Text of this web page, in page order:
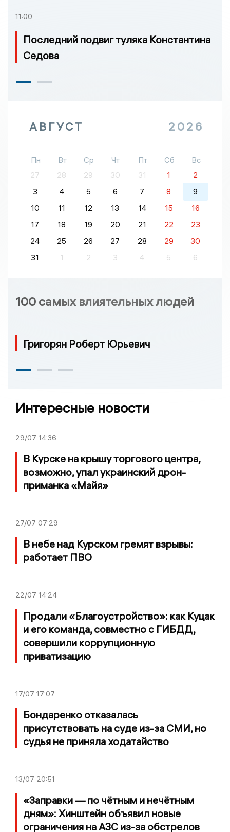
11:00
Последний подвиг туляка Константина
Седова
АВГУСТ 2026
Пн Вт Ср Чт Пт Сб
Вс
27
28 29 30 31 1
2
3
4 5 6 7 8
9
10
11 12 13 14 15
16
17
18 19 20 21 22
23
24
25 26 27 28 29
30
31
1 2 3 4 5 6
100 самых влиятельных людей
Григорян Роберт Юрьевич
Интересные новости
29/07 14:36
В Курске на крышу торгового центра,
возможно, упал украинский дрон-
приманка «Майя»
27/07 07:29
В небе над Курском гремят взрывы:
работает ПВО
22/07 14:24
Продали «Благоустройство»: как Куцак
и его команда, совместно с ГИБДД,
совершили коррупционную
приватизацию
17/07 17:07
Бондаренко отказалась
присутствовать на суде из-за СМИ, но
судья не приняла ходатайство
13/07 20:51
«Заправки — по чётным и нечётным
дням»: Хинштейн объявил новые
ограничения на АЗС из-за обстрелов